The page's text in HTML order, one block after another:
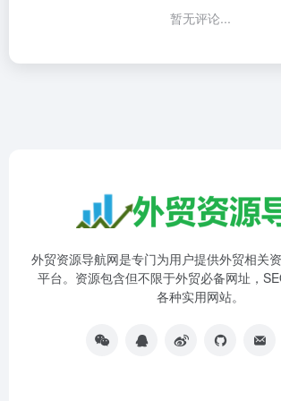
暂无评论...
外贸资源导航网是专门为用户提供外贸相关
平台。资源包含但不限于外贸必备网址，
各种实用网站。